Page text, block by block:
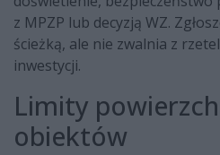
z MPZP lub decyzją WZ.
ścieżką, ale nie zwalnia z
inwestycji.
Limity
obiektów